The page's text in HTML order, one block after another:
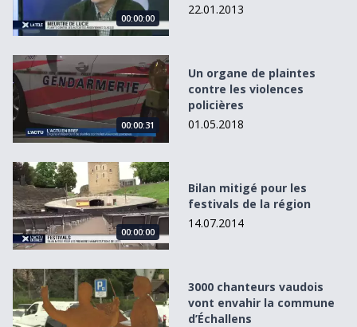
00:00:00
22.01.2013
Un organe de plaintes contre les violences policières
00:00:31
Un organe de plaintes
contre les violences
policières
01.05.2018
Bilan mitigé pour les festivals de la région
00:00:00
Bilan mitigé pour les
festivals de la région
14.07.2014
3000 chanteurs vaudois vont envahir la commune
3000 chanteurs vaudois
vont envahir la commune
d’Échallens